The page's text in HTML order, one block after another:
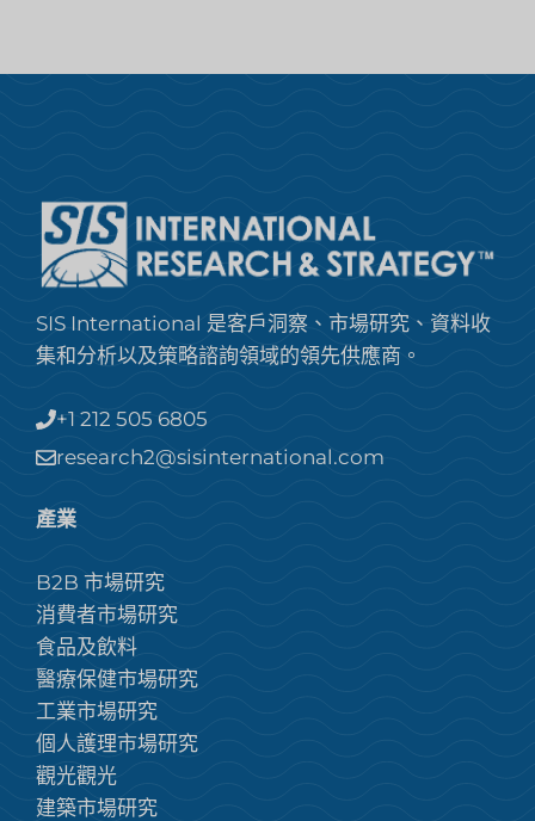
SIS International 是客戶洞察、市場研究、資料收
集和分析以及策略諮詢領域的領先供應商。
+1 212 505 6805
research2@sisinternational.com
產業
B2B 市場研究
消費者市場研究
食品及飲料
醫療保健市場研究
工業市場研究
個人護理市場研究
觀光觀光
建築市場研究